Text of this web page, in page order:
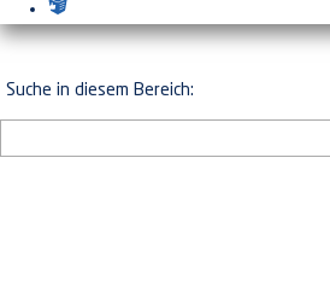
Suche in diesem Bereich: